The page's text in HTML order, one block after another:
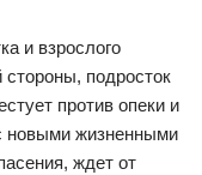
и взрослого
подросток
против опеки и
новыми жизненными
ждет от